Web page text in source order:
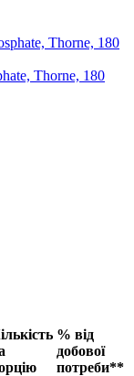
Thorne, 180
% від
добової
потреби**